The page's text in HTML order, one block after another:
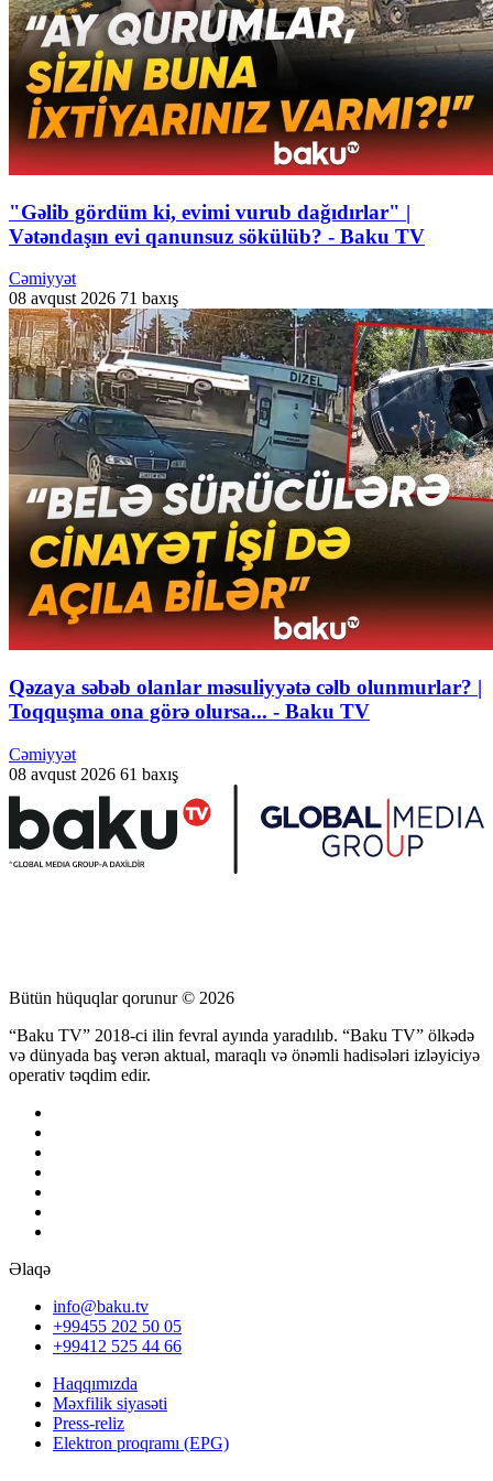
"Gəlib gördüm ki, evimi vurub dağıdırlar" |
Vətəndaşın evi qanunsuz sökülüb? - Baku TV
Cəmiyyət
08 avqust 2026 71 baxış
Qəzaya səbəb olanlar məsuliyyətə cəlb olunmurlar? |
Toqquşma ona görə olursa... - Baku TV
Cəmiyyət
08 avqust 2026 61 baxış
Bütün hüquqlar qorunur © 2026
“Baku TV” 2018-ci ilin fevral ayında yaradılıb. “Baku TV” ölkədə
və dünyada baş verən aktual, maraqlı və önəmli hadisələri izləyiciyə
operativ təqdim edir.
Əlaqə
info@baku.tv
+99455 202 50 05
+99412 525 44 66
Haqqımızda
Məxfilik siyasəti
Press-reliz
Elektron proqramı (EPG)